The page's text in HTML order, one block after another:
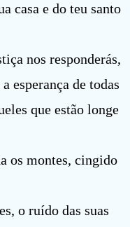
casa e do teu santo
nos responderás,
esperança de todas
que estão longe
os montes, cingido
o ruído das suas